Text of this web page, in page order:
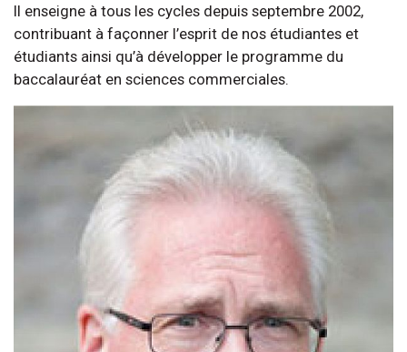
Il enseigne à tous les cycles depuis septembre 2002,
contribuant à façonner l’esprit de nos étudiantes et
étudiants ainsi qu’à développer le programme du
baccalauréat en sciences commerciales.